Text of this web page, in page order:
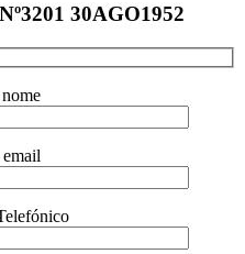
30AGO1952